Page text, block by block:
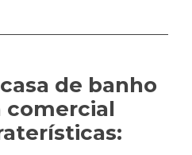
de banho
comercial